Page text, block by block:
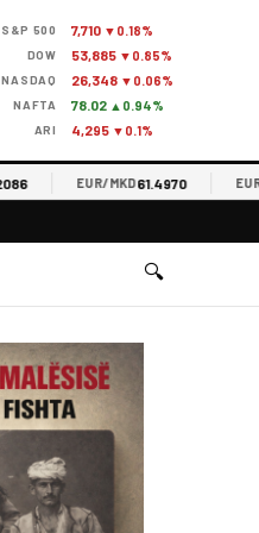
S&P 500 7,710 ▼0.18%
DOW 53,885 ▼0.85%
NASDAQ 26,348 ▼0.06%
NAFTA 78.02 ▲0.94%
ARI 4,295 ▼0.1%
EUR/MKD61.4970 EUR/
🔍